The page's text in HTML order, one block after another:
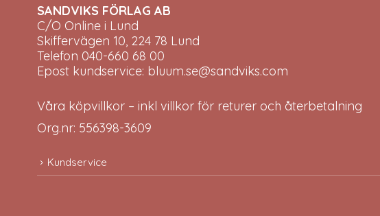
SANDVIKS FÖRLAG AB
C/O Online i Lund
Skiffervägen 10, 224 78 Lund
Telefon 040-660 68 00
Epost kundservice: bluum.se@sandviks.com
Våra köpvillkor – inkl villkor för returer och återbetalning
Org.nr: 556398-3609
Kundservice